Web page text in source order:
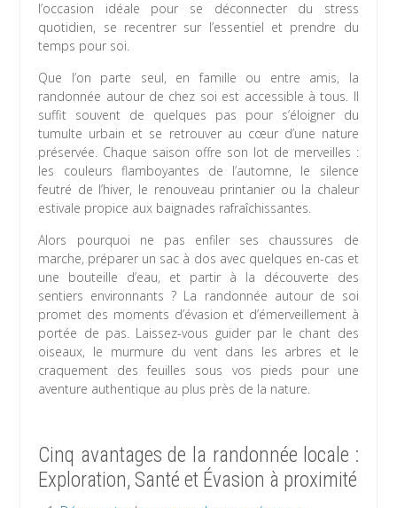
l’occasion idéale pour se déconnecter du stress
quotidien, se recentrer sur l’essentiel et prendre du
temps pour soi.
Que l’on parte seul, en famille ou entre amis, la
randonnée autour de chez soi est accessible à tous. Il
suffit souvent de quelques pas pour s’éloigner du
tumulte urbain et se retrouver au cœur d’une nature
préservée. Chaque saison offre son lot de merveilles :
les couleurs flamboyantes de l’automne, le silence
feutré de l’hiver, le renouveau printanier ou la chaleur
estivale propice aux baignades rafraîchissantes.
Alors pourquoi ne pas enfiler ses chaussures de
marche, préparer un sac à dos avec quelques en-cas et
une bouteille d’eau, et partir à la découverte des
sentiers environnants ? La randonnée autour de soi
promet des moments d’évasion et d’émerveillement à
portée de pas. Laissez-vous guider par le chant des
oiseaux, le murmure du vent dans les arbres et le
craquement des feuilles sous vos pieds pour une
aventure authentique au plus près de la nature.
Cinq avantages de la randonnée locale :
Exploration, Santé et Évasion à proximité